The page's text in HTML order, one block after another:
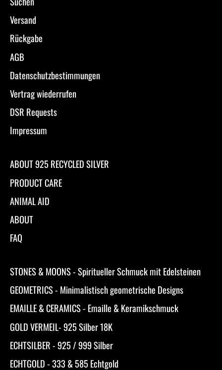
Versand
Rückgabe
AGB
Datenschutzbestimmungen
Vertrag wiederrufen
DSR Requests
Impressum
ABOUT 925 RECYCLED SILVER
PRODUCT CARE
ANIMAL AID
ABOUT
FAQ
STONES & MOONS - Spiritueller Schmuck mit Edelsteinen
GEOMETRICS - Minimalistisch geometrische Designs
EMAILLE & CERAMICS - Emaille & Keramikschmuck
GOLD VERMEIL- 925 Silber 18K
ECHTSILBER - 925 / 999 Silber
ECHTGOLD - 333 & 585 Echtgold